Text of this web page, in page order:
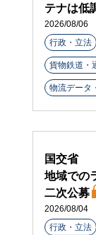
テナは低
2026/08/06
行政・立法
貨物鉄道・
物流データ
国交省
地域での
二次公募
2026/08/04
行政・立法